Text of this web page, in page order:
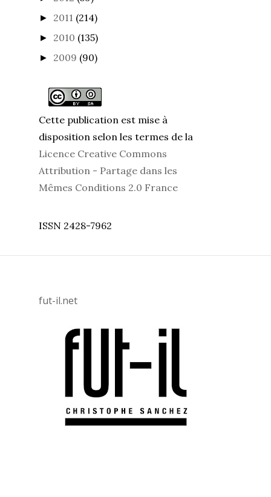
► 2011 (214)
► 2010 (135)
► 2009 (90)
Cette publication est mise à
disposition selon les termes de la
Licence Creative Commons
Attribution - Partage dans les
Mêmes Conditions 2.0 France
ISSN 2428-7962
fut-il.net